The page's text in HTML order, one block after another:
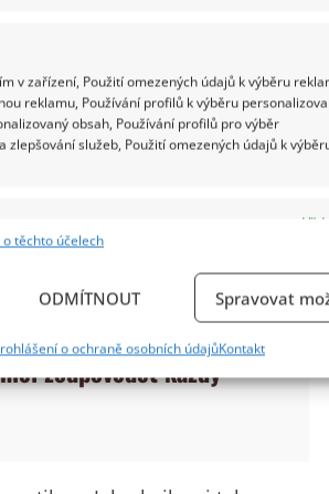
v zařízení, Použití omezených údajů k výběru
reklamu, Používání profilů k výběru
obsah, Používání profilů pro výběr
zlepšování služeb, Použití omezených údajů k
přenášených informací.
informací.
těchto účelech
ODMÍTNOUT Spravovat
o ochraně osobních údajůKontakt
českých dějin:
zodpovědět každý